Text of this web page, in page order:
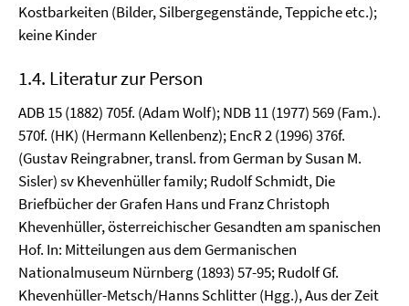
Kostbarkeiten (Bilder, Silbergegenstände, Teppiche etc.);
keine Kinder
1.4. Literatur zur Person
ADB 15 (1882) 705f. (Adam Wolf); NDB 11 (1977) 569 (Fam.).
570f. (HK) (Hermann Kellenbenz); EncR 2 (1996) 376f.
(Gustav Reingrabner, transl. from German by Susan M.
Sisler) sv Khevenhüller family; Rudolf Schmidt, Die
Briefbücher der Grafen Hans und Franz Christoph
Khevenhüller, österreichischer Gesandten am spanischen
Hof. In: Mitteilungen aus dem Germanischen
Nationalmuseum Nürnberg (1893) 57-95; Rudolf Gf.
Khevenhüller-Metsch/Hanns Schlitter (Hgg.), Aus der Zeit